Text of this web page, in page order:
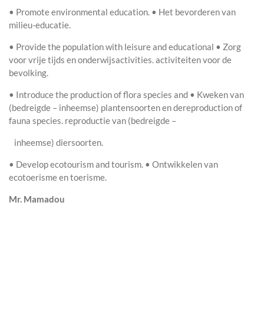
• Promote environmental education. • Het bevorderen van
milieu-educatie.
• Provide the population with leisure and educational • Zorg
voor vrije tijds en onderwijsactivities. activiteiten voor de
bevolking.
• Introduce the production of flora species and • Kweken van
(bedreigde – inheemse) plantensoorten en dereproduction of
fauna species. reproductie van (bedreigde –
inheemse) diersoorten.
• Develop ecotourism and tourism. • Ontwikkelen van
ecotoerisme en toerisme.
Mr. Mamadou